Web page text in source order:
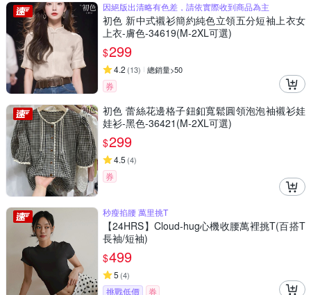
因絕版出清略有色差，請依實際收到商品為主
初色 新中式襯衫簡約純色立領五分短袖上衣女
上衣-膚色-34619(M-2XL可選)
$299
4.2 (13) 總銷量>50
券
初色 蕾絲花邊格子鈕釦寬鬆圓領泡泡袖襯衫娃
娃衫-黑色-36421(M-2XL可選)
$299
4.5 (4)
券
秒瘦掐腰 萬里挑T
【24HRS】Cloud-hug心機收腰萬裡挑T(百搭T
長袖/短袖)
$499
5 (4)
挑戰低價 券